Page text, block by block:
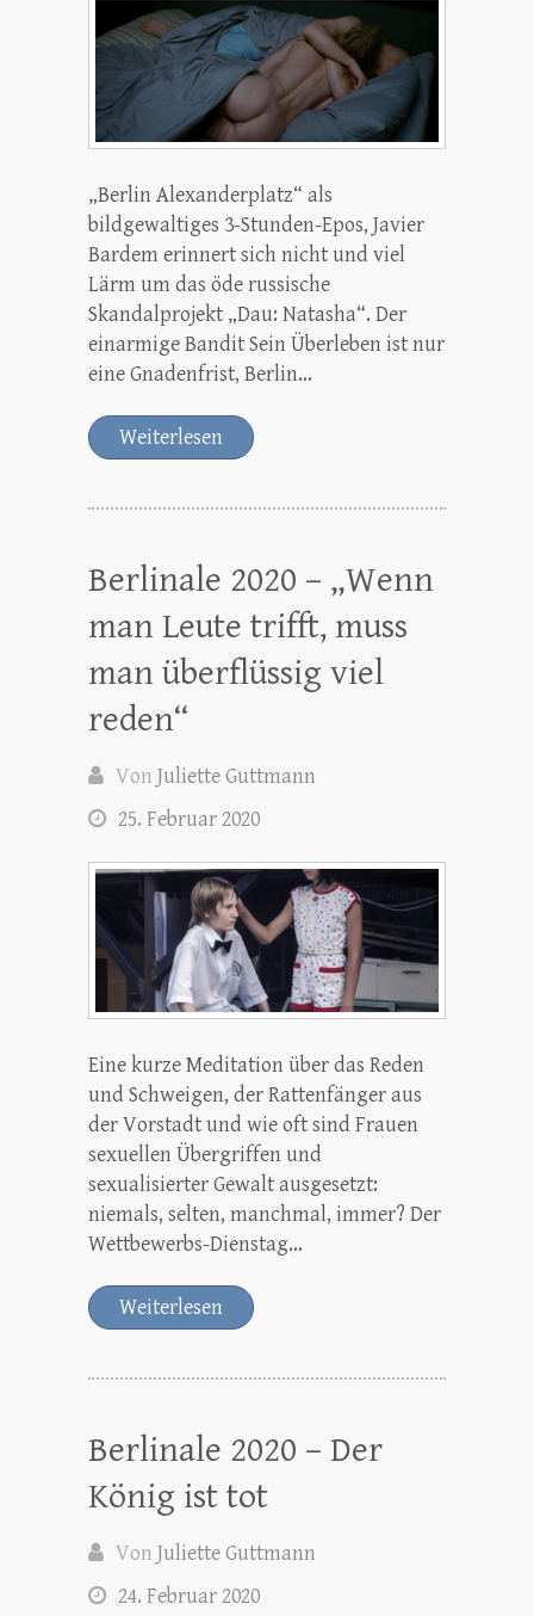
„Berlin Alexanderplatz“ als
bildgewaltiges 3-Stunden-Epos, Javier
Bardem erinnert sich nicht und viel
Lärm um das öde russische
Skandalprojekt „Dau: Natasha“. Der
einarmige Bandit Sein Überleben ist nur
eine Gnadenfrist, Berlin…
Weiterlesen
Berlinale 2020 – „Wenn
man Leute trifft, muss
man überflüssig viel
reden“
Von Juliette Guttmann
25. Februar 2020
Eine kurze Meditation über das Reden
und Schweigen, der Rattenfänger aus
der Vorstadt und wie oft sind Frauen
sexuellen Übergriffen und
sexualisierter Gewalt ausgesetzt:
niemals, selten, manchmal, immer? Der
Wettbewerbs-Dienstag…
Weiterlesen
Berlinale 2020 – Der
König ist tot
Von Juliette Guttmann
24. Februar 2020